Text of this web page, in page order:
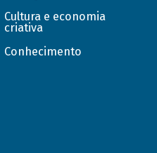
Cultura e economia
criativa
Conhecimento